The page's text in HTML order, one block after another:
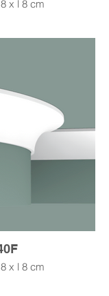
x l 8 cm
x l 8 cm